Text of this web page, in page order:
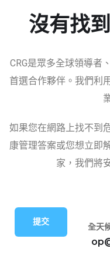
沒有找
CRG是眾多全球領導者
首選合作夥伴。我們利
如果您在網路上找不到
康管理答案或您想立即
家，我們將
提交 全天